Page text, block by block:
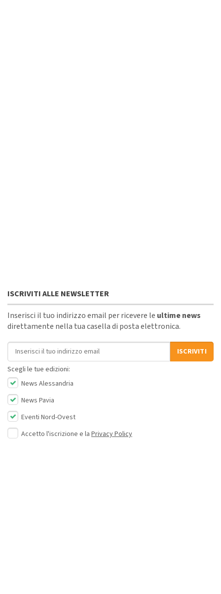
ISCRIVITI ALLE NEWSLETTER
Inserisci il tuo indirizzo email per ricevere le ultime news
direttamente nella tua casella di posta elettronica.
Indirizzo email
ISCRIVITI
Scegli le tue edizioni:
News Alessandria
News Pavia
Eventi Nord-Ovest
Accetto l'iscrizione e la Privacy Policy